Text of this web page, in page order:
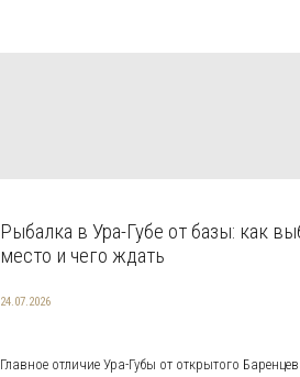
Рыбалка в Ура-Губе от базы: как
место и чего ждать
24.07.2026
Главное отличие Ура-Губы от открытого